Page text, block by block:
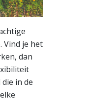
Vind je het
dan
in de